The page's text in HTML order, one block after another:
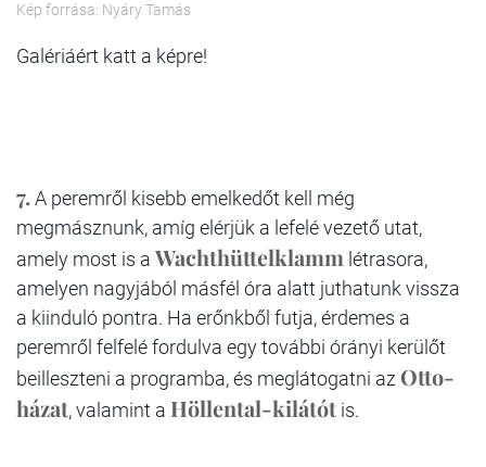
Kép forrása: Nyáry Tamás
Galériáért katt a képre!
7.A peremről kisebb emelkedőt kell még
megmásznunk, amíg elérjük a lefelé vezető utat,
amely most is a Wachthüttelklamm létrasora,
amelyen nagyjából másfél óra alatt juthatunk vissza
a kiinduló pontra. Ha erőnkből futja, érdemes a
peremről felfelé fordulva egy további órányi kerülőt
beilleszteni a programba, és meglátogatni az Otto-
házat, valamint a Höllental-kilátót is.